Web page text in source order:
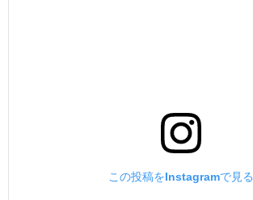
この投稿をInstagramで見る